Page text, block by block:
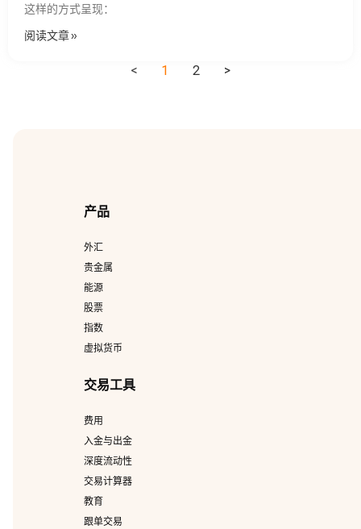
这样的方式呈现：
阅读文章​ »
< 1 2 >
产品
外汇
贵金属
能源
股票
指数
虚拟货币
交易工具
费用
入金与出金
深度流动性
交易计算器
教育
跟单交易